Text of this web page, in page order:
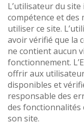
L’utilisateur du
compétence et des
utiliser ce site.
avoir vérifié que la
ne contient aucun
fonctionnement.
offrir aux
disponibles et
responsable des
des fonctionnalités
son site.